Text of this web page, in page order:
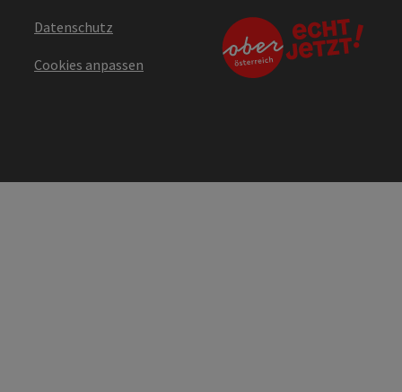
Datenschutz
Cookies anpassen